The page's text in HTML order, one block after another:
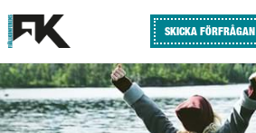
SKICKA FÖRFRÅGAN